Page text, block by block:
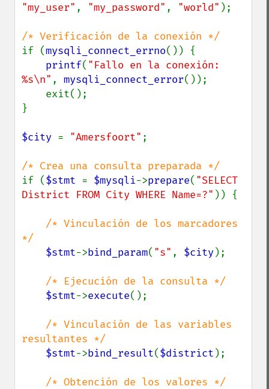
"my_user" , "my_password" , "world" );
if (mysqli_connect_errno()) {
printf( "Fallo en la conexión:
%s\n" , mysqli_connect_error());
}
$city = "Amersfoort" ;
if ($stmt = $mysqli->prepare( "SELECT
District FROM City WHERE Name=?" )) {
/* Vinculación de los marcadores
*/
$stmt->bind_param( "s" , $city);
/* Ejecución de la consulta */
$stmt->execute();
/* Vinculación de las variables
resultantes */
$stmt->bind_result($district );
/* Obtención de los valores */